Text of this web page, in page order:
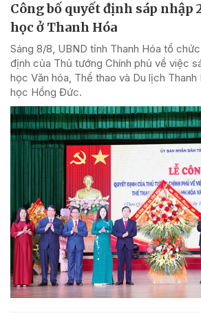
Công bố quyết định sáp nhập
học ở Thanh Hóa
Sáng 8/8, UBND tỉnh Thanh Hóa tổ
định của Thủ tướng Chính phủ về việc
học Văn hóa, Thể thao và Du lịch
học Hồng Đức.